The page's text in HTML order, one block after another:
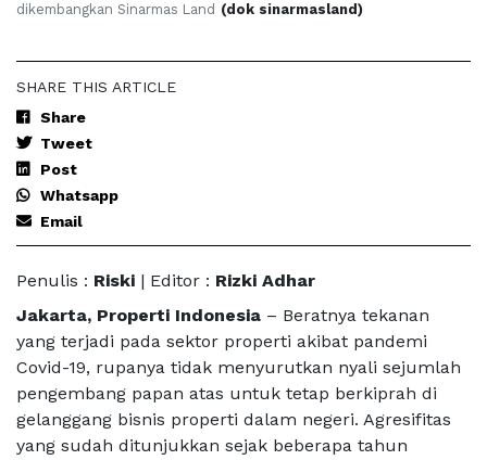
dikembangkan Sinarmas Land (dok sinarmasland)
SHARE THIS ARTICLE
Share
Tweet
Post
Whatsapp
Email
Penulis : Riski | Editor : Rizki Adhar
Jakarta, Properti Indonesia – Beratnya tekanan
yang terjadi pada sektor properti akibat pandemi
Covid-19, rupanya tidak menyurutkan nyali sejumlah
pengembang papan atas untuk tetap berkiprah di
gelanggang bisnis properti dalam negeri. Agresifitas
yang sudah ditunjukkan sejak beberapa tahun